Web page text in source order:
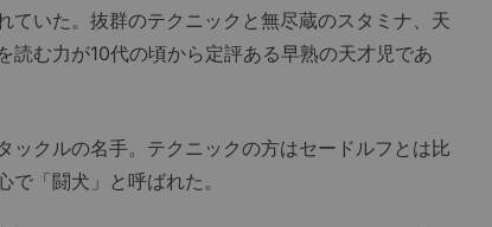
ていた。抜群のテクニックと無尽蔵のスタミナ、天
む力が10代の頃から定評ある早熟の天才児であ
クルの名手。テクニックの方はセードルフとは比
「闘犬」と呼ばれた。